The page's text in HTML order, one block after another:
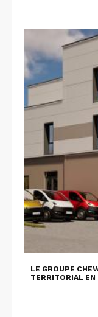
LE GROUPE
TERRITORIAL EN